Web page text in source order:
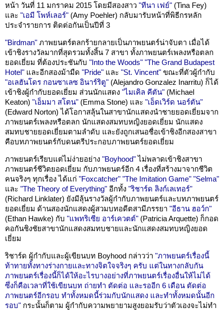
หน้า วันที่ 11 มกราคม 2015 โดยมีสองสาว "ทีนา เฟย์" (Tina Fey)
และ "เอมี โพห์เลอร์" (Amy Poehler) กลับมารับหน้าที่พิธีกรหลัก
ประจำรายการ ติดต่อกันเป็นปีที่ 3
"Birdman" ภาพยนตร์ตลกร้ายกลายเป็นภาพยนตร์น่าจับตา เมื่อได้
เข้าชิงรางวัลมากที่สุดรวมทั้งสิ้น 7 สาขา ทั้งภาพยนตร์เพลงหรือตลก
ยอดเยี่ยม ที่ต้องประชันกับ "Into the Woods" "The Grand Budapest
Hotel" และอีกสองม้ามืด "Pride" และ "St. Vincent" ขณะที่ตัวผู้กำกับ
"อเลฮันโดร กอนซาเลซ อินาร์ริตู" (Alejandro Gonzalez Inarritu) ก็ได้
เข้าชิงผู้กำกับยอดเยี่ยม ส่วนนักแสดง "ไมเคิล คีตัน" (Michael
Keaton) "เอ็มมา สโตน" (Emma Stone) และ "เอ็ดเวิร์ด นอร์ตัน"
(Edward Norton) ได้โอกาสลุ้นในสาขานักแสดงนำชายยอดเยี่ยมจาก
ภาพยนตร์เพลงหรือตลก นักแสดงสมทบหญิงยอดเยี่ยม นักแสดง
สมทบชายยอดเยี่ยมตามลำดับ และยังถูกเสนอชื่อเข้าชิงอีกสองสาขา
คือบทภาพยนตร์กับดนตรีประกอบภาพยนตร์ยอดเยี่ยม
ภาพยนตร์เรียบแต่ไม่ง่ายอย่าง "Boyhood"ไม่พลาดเข้าชิงสาขา
ภาพยนตร์ชีวิตยอดเยี่ยม กับภาพยนตร์อีก 4 เรื่องที่สร้างมาจากชีวิต
คนจริงๆ ทุกเรื่อง ได้แก่ "Foxcatcher" "The Imitation Game" "Selma"
และ "The Theory of Everything" อีกทั้ง "ริชาร์ด ลิงก์เลเทอร์"
(Richard Linklater) ยังมีลุ้นรางวัลผู้กำกับภาพยนตร์และบทภาพยนตร์
ยอดเยี่ยม ด้านสองนักแสดงผู้สวมบทอดีตสามีภรรยา "อีธาน ฮอว์ก"
(Ethan Hawke) กับ "แพทริเซีย อาร์เควตต์" (Patricia Arquette) ก็กอด
คอกันชิงชัยสาขานักแสดงสมทบชายและนักแสดงสมทบหญิงยอด
เยี่ยม
ริชาร์ด ผู้กำกับและผู้เขียนบท Boyhood กล่าวว่า "ภาพยนตร์เรื่องนี้
ท้าทายทั้งทางร่างกายและทางจิตใจจริงๆ ครับ แต่ในทางกลับกัน
ภาพยนตร์เรื่องนี้ก็ได้ให้อะไรบางอย่างที่ภาพยนตร์เรื่องอื่นให้ไม่ได้
ซึ่งก็คือเวลาที่ใช้เขียนบท ถ่ายทำ ตัดต่อ และรออีก 6 เดือน ตัดต่อ
ภาพยนตร์อีกรอบ ทำทั้งหมดนี้ร่วมกับนักแสดง และทำทั้งหมดนั้นอีก
รอบ" กระนั้นก็ตาม ผู้กำกับความพยายามสูงยอมรับว่าตัวเองจะไม่ทำ